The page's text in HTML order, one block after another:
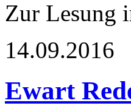
Zur Lesung
14.09.2016
Ewart